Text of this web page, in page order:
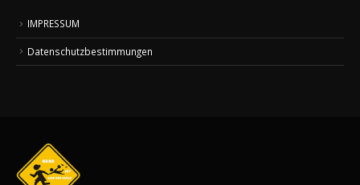
IMPRESSUM
Datenschutzbestimmungen